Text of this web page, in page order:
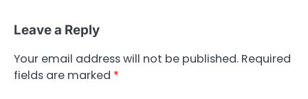
Leave a Reply
Your email address will not be published. Required
fields are marked *